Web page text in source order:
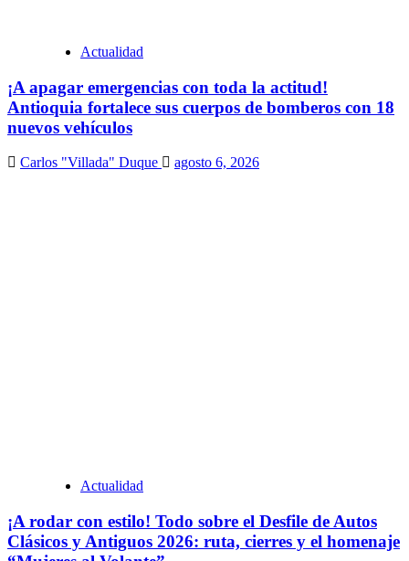
Actualidad
¡A apagar emergencias con toda la actitud!
Antioquia fortalece sus cuerpos de bomberos con 18
nuevos vehículos
Carlos "Villada" Duque agosto 6, 2026
Actualidad
¡A rodar con estilo! Todo sobre el Desfile de Autos
Clásicos y Antiguos 2026: ruta, cierres y el homenaje